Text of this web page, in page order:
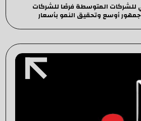
للشركات المتوسطة فرصًا للشركات
أوسع وتحقيق النمو بأسعار